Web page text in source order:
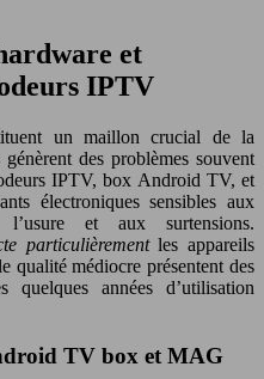
et
IPTV
un maillon crucial de la
des problèmes souvent
IPTV, box Android TV, et
électroniques sensibles aux
et aux surtensions.
particulièrementles appareils
qualité médiocre présentent des
années d’utilisation
TV box et MAG